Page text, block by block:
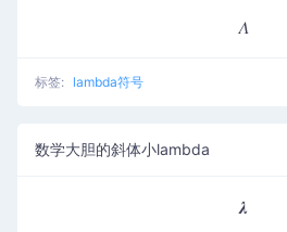
𝛬
标签: lambda符号
数学大胆的斜体小lambda
𝝀